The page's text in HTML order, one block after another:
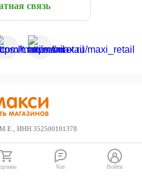
связь
ИНН 352500101378
Чат Войти